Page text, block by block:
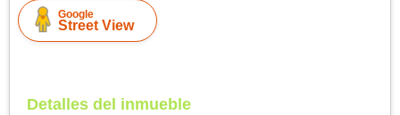
Google
Street View
Detalles del inmueble